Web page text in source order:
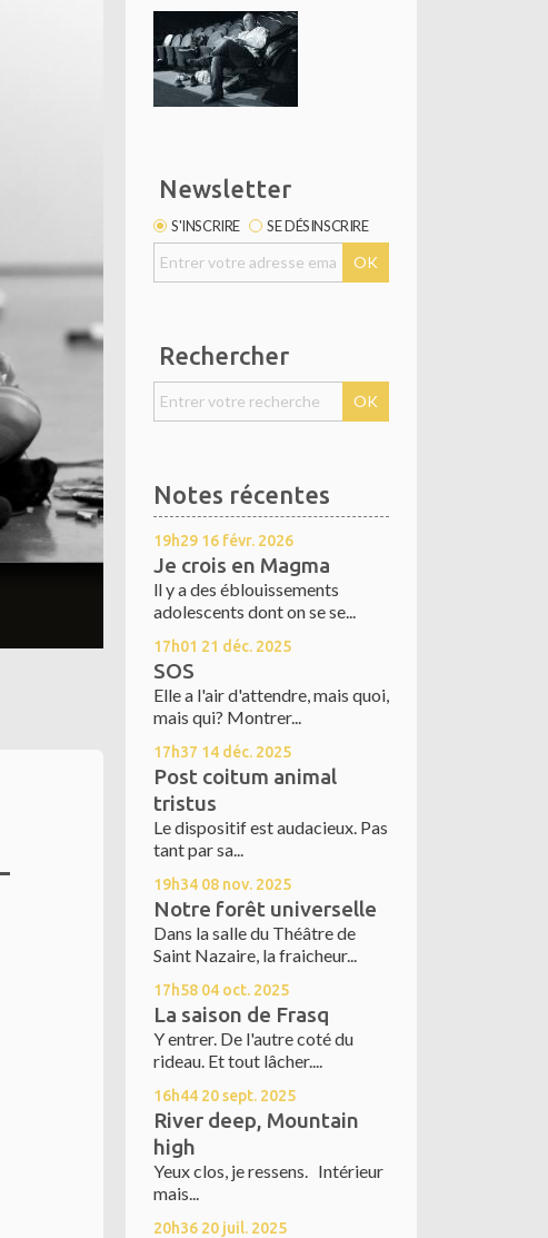
Newsletter
S'INSCRIRE SE DÉSINSCRIRE
Rechercher
Notes récentes
19h29 16 févr. 2026
Je crois en Magma
ll y a des éblouissements
adolescents dont on se se...
17h01 21 déc. 2025
SOS
Elle a l'air d'attendre, mais quoi,
mais qui? Montrer...
17h37 14 déc. 2025
Post coitum animal
tristus
Le dispositif est audacieux. Pas
tant par sa...
19h34 08 nov. 2025
Notre forêt universelle
Dans la salle du Théâtre de
Saint Nazaire, la fraicheur...
17h58 04 oct. 2025
La saison de Frasq
Y entrer. De l'autre coté du
rideau. Et tout lâcher....
16h44 20sept. 2025
River deep, Mountain
high
Yeux clos, je ressens. Intérieur
mais...
20h36 20 juil. 2025